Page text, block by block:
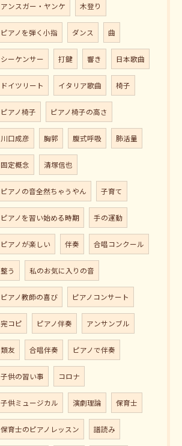
アンスガー・ヤンケ 木登り
ピアノを弾く小指 ダンス 曲
シーケンサー 打鍵 響き 日本歌曲
ドイツリート イタリア歌曲 椅子
ピアノ椅子 ピアノ椅子の高さ
川口成彦 胸郭 腹式呼吸 肺活量
固定概念 清塚信也
ピアノの音全然ちゃうやん 子育て
ピアノを習い始める時期 手の運動
ピアノが楽しい 伴奏 合唱コンクール
整う 私のお気に入りの音
ピアノ教師の喜び ピアノコンサート
完コピ ピアノ伴奏 アンサンブル
類友 合唱伴奏 ピアノで伴奏
子供の習い事 コロナ
子供ミュージカル 演劇理論 保育士
保育士のピアノレッスン 譜読み